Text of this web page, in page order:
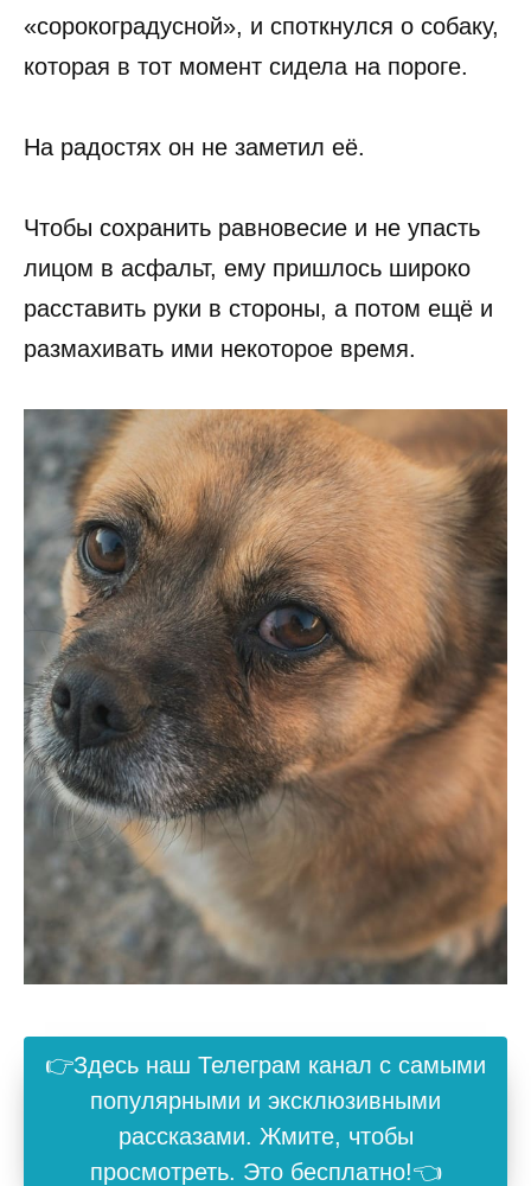
«сорокоградусной», и споткнулся о собаку,
которая в тот момент сидела на пороге.
На радостях он не заметил её.
Чтобы сохранить равновесие и не упасть
лицом в асфальт, ему пришлось широко
расставить руки в стороны, а потом ещё и
размахивать ими некоторое время.
👉Здесь наш Телеграм канал с самыми
популярными и эксклюзивными
рассказами. Жмите, чтобы
просмотреть. Это бесплатно!👈